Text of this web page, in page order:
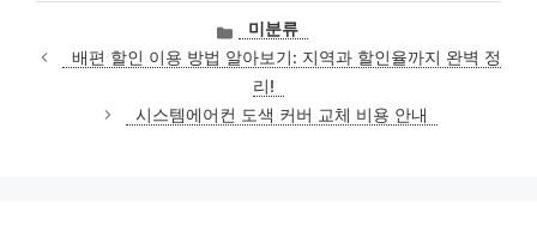
카
테
고
리
미분류
배편 할인 이용 방법 알아보기: 지역과 할인율까지 완벽 정
리!
시스템에어컨 도색 커버 교체 비용 안내